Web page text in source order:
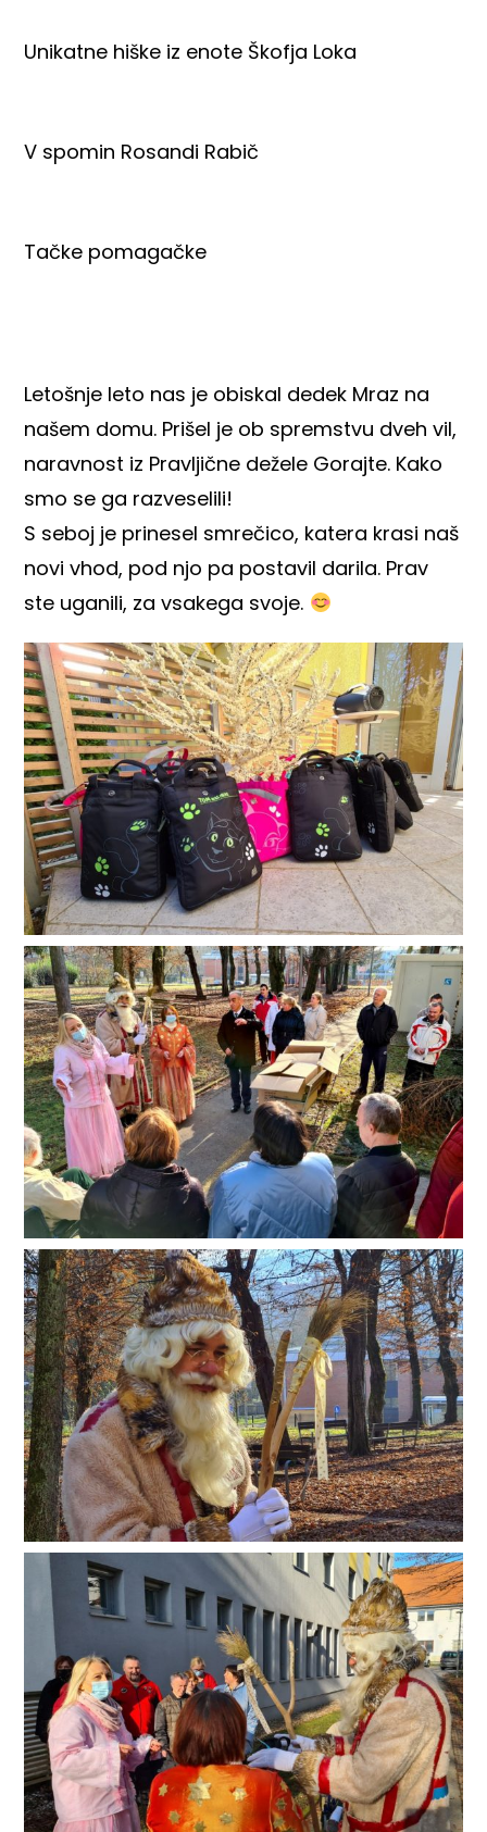
Unikatne hiške iz enote Škofja Loka
V spomin Rosandi Rabič
Tačke pomagačke
Letošnje leto nas je obiskal dedek Mraz na
našem domu. Prišel je ob spremstvu dveh vil,
naravnost iz Pravljične dežele Gorajte. Kako
smo se ga razveselili!
S seboj je prinesel smrečico, katera krasi naš
novi vhod, pod njo pa postavil darila. Prav
ste uganili, za vsakega svoje.